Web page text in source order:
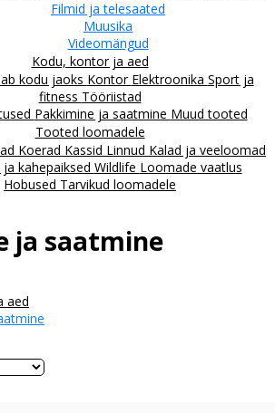
Filmid ja telesaated
Muusika
Videomängud
Kodu, kontor ja aed
kodu jaoks Kontor Elektroonika Sport ja
fitness Tööriistad
Pakkimine ja saatmine Muud tooted
Tooted loomadele
Koerad Kassid Linnud Kalad ja veeloomad
kahepaiksed Wildlife Loomade vaatlus
Hobused Tarvikud loomadele
ja saatmine
aed